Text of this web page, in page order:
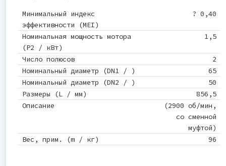
Минимальный индекс
эффективности (MEI)
? 0,40
Номинальная мощность мотора
(P2 / кВт)
1,5
Число полюсов
2
Номинальный диаметр (DN1 / )
65
Номинальный диаметр (DN2 / )
50
Размеры (L / мм)
856,5
Описание
(2900 об/мин,
со сменной
муфтой)
Вес, прим. (m / кг)
96